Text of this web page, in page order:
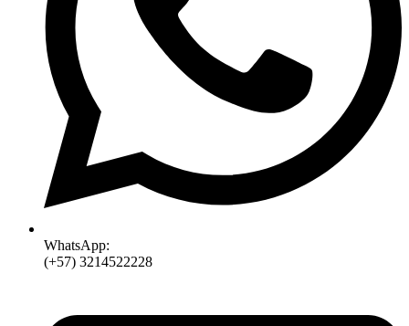
WhatsApp:
(+57) 3214522228